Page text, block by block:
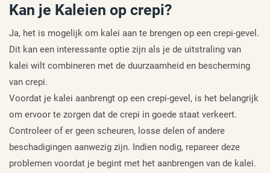
Kan je Kaleien op crepi?
Ja, het is mogelijk om kalei aan te brengen op een crepi-gevel.
Dit kan een interessante optie zijn als je de uitstraling van
kalei wilt combineren met de duurzaamheid en bescherming
van crepi.
Voordat je kalei aanbrengt op een crepi-gevel, is het belangrijk
om ervoor te zorgen dat de crepi in goede staat verkeert.
Controleer of er geen scheuren, losse delen of andere
beschadigingen aanwezig zijn. Indien nodig, repareer deze
problemen voordat je begint met het aanbrengen van de kalei.